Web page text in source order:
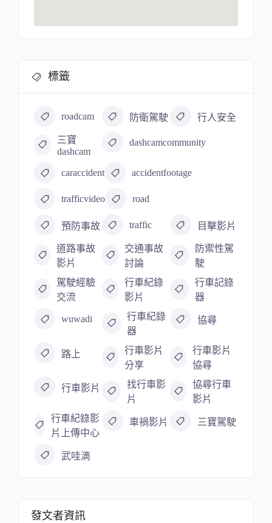
標籤
roadcam 防衛駕駛 行人安全
三寶
dashcam
dashcamcommunity
caraccident accidentfootage
trafficvideo road
預防事故 traffic 目擊影片
道路事故
影片
交通事故
討論
防禦性駕
駛
駕駛經驗
交流
行車紀錄
影片
行車記錄
器
wuwadi
行車紀錄
器
協尋
路上
行車影片
分享
行車影片
協尋
行車影片
找行車影
片
協尋行車
影片
行車紀錄影
片上傳中心
車禍影片 三寶駕駛
武哇滴
發文者資訊